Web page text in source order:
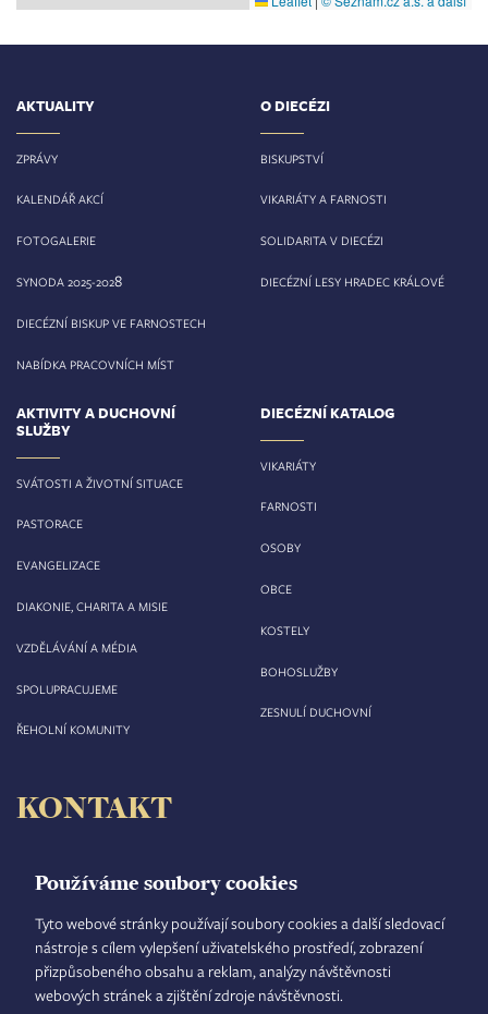
Používáme soubory cookies
Tyto webové stránky používají soubory cookies a další sledovací
nástroje s cílem vylepšení uživatelského prostředí, zobrazení
přizpůsobeného obsahu a reklam, analýzy návštěvnosti
webových stránek a zjištění zdroje návštěvnosti.
AKTUALITY
ZPRÁVY
KALENDÁŘ AKCÍ
FOTOGALERIE
SYNODA 2025-2028
DIECÉZNÍ BISKUP VE FARNOSTECH
NABÍDKA PRACOVNÍCH MÍST
O DIECÉZI
BISKUPSTVÍ
VIKARIÁTY A FARNOSTI
SOLIDARITA V DIECÉZI
DIECÉZNÍ LESY HRADEC KRÁLOVÉ
AKTIVITY A DUCHOVNÍ
SLUŽBY
SVÁTOSTI A ŽIVOTNÍ SITUACE
PASTORACE
EVANGELIZACE
DIAKONIE, CHARITA A MISIE
VZDĚLÁVÁNÍ A MÉDIA
SPOLUPRACUJEME
ŘEHOLNÍ KOMUNITY
DIECÉZNÍ KATALOG
VIKARIÁTY
FARNOSTI
OSOBY
OBCE
KOSTELY
BOHOSLUŽBY
ZESNULÍ DUCHOVNÍ
KONTAKT
Velké náměstí 35/44
500 03 Hradec Králové
tel.: +420 495 063 611
IČO: 00 44 51 34
DIČ: CZ 00 44 51 34
Číslo účtu: 1006010044/5500